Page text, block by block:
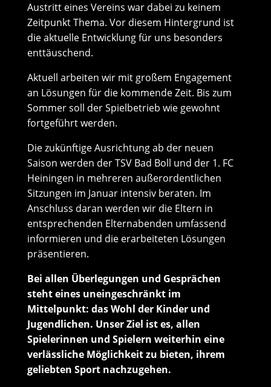
Austritt eines Vereins war dabei zu keinem
Zeitpunkt Thema. Vor diesem Hintergrund ist
die aktuelle Entwicklung für uns besonders
enttäuschend.
Aktuell arbeiten wir mit großem Engagement
an Lösungen für die kommende Zeit. Bis zum
Sommer soll der Spielbetrieb wie gewohnt
fortgeführt werden.
Die zukünftige Ausrichtung ab der neuen
Saison werden der TSV Bad Boll und der 1. FC
Heiningen in mehreren außerordentlichen
Sitzungen im Januar intensiv beraten. Im
Anschluss daran werden wir die Eltern in
entsprechenden Elternabenden umfassend
informieren und die erarbeiteten Lösungen
präsentieren.
Bei allen Überlegungen und Gesprächen
steht eines uneingeschränkt im
Mittelpunkt: das Wohl der Kinder und
Jugendlichen. Unser Ziel ist es, allen
Spielerinnen und Spielern weiterhin eine
verlässliche Möglichkeit zu bieten, ihrem
geliebten Sport nachzugehen.